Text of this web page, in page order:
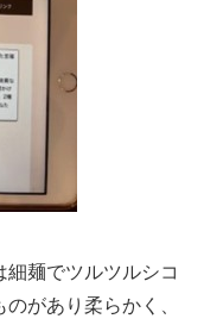
麺でツルツルシコ
があり柔らかく、